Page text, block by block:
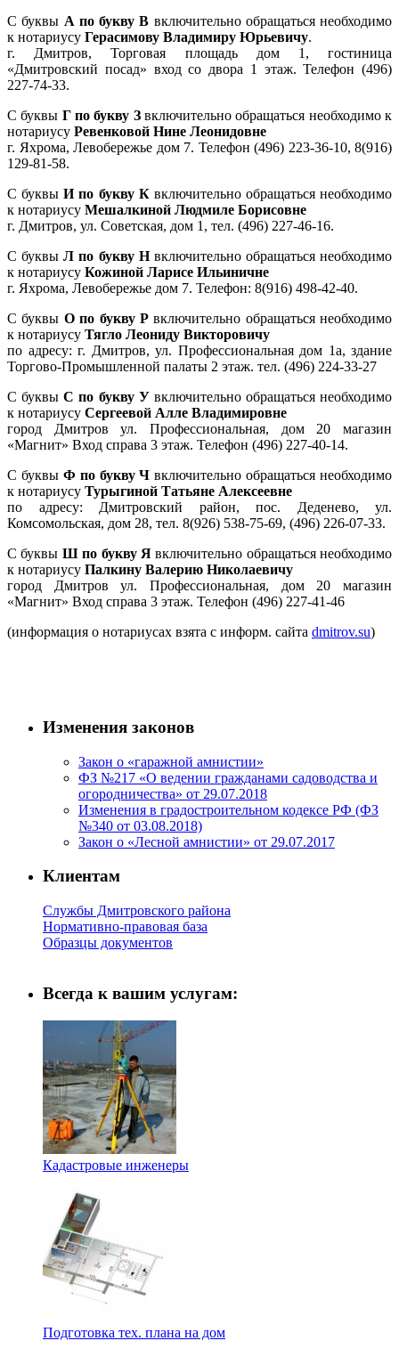
С буквы А по букву В включительно обращаться необходимо
к нотариусу Герасимову Владимиру Юрьевичу.
г. Дмитров, Торговая площадь дом 1, гостиница
«Дмитровский посад» вход со двора 1 этаж. Телефон (496)
227-74-33.
С буквы Г по букву Звключительно обращаться необходимо к
нотариусу Ревенковой Нине Леонидовне
г. Яхрома, Левобережье дом 7. Телефон (496) 223-36-10, 8(916)
129-81-58.
С буквыИ по букву Квключительно обращаться необходимо
к нотариусу Мешалкиной Людмиле Борисовне
г. Дмитров, ул. Советская, дом 1, тел. (496) 227-46-16.
С буквыЛ по букву Нвключительно обращаться необходимо
к нотариусу Кожиной Ларисе Ильиничне
г. Яхрома, Левобережье дом 7. Телефон: 8(916) 498-42-40.
С буквы О по букву Рвключительно обращаться необходимо
к нотариусу Тягло Леониду Викторовичу
по адресу: г. Дмитров, ул. Профессиональная дом 1а, здание
Торгово-Промышленной палаты 2 этаж. тел. (496) 224-33-27
С буквыС по букву Увключительно обращаться необходимо
к нотариусу Сергеевой Алле Владимировне
город Дмитров ул. Профессиональная, дом 20 магазин
«Магнит» Вход справа 3 этаж. Телефон (496) 227-40-14.
С буквы Ф по букву Ч включительно обращаться необходимо
к нотариусу Турыгиной Татьяне Алексеевне
по адресу: Дмитровский район, пос. Деденево, ул.
Комсомольская, дом 28, тел. 8(926) 538-75-69, (496) 226-07-33.
С буквы Ш по букву Явключительно обращаться необходимо
к нотариусу Палкину Валерию Николаевичу
город Дмитров ул. Профессиональная, дом 20 магазин
«Магнит» Вход справа 3 этаж. Телефон (496) 227-41-46
(информация о нотариусах взята с информ. сайта dmitrov.su)
Изменения законов
Закон о «гаражной амнистии»
ФЗ №217 «О ведении гражданами садоводства и
огородничества» от 29.07.2018
Изменения в градостроительном кодексе РФ (ФЗ
№340 от 03.08.2018)
Закон о «Лесной амнистии» от 29.07.2017
Клиентам
Службы Дмитровского района
Нормативно-правовая база
Образцы документов
Всегда к вашим услугам:
Кадастровые инженеры
Подготовка тех. плана на дом